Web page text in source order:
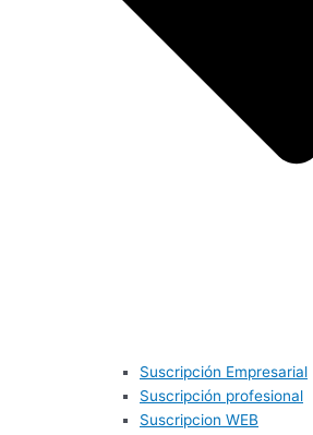
Suscripción Empresarial
Suscripción profesional
Suscripcion WEB